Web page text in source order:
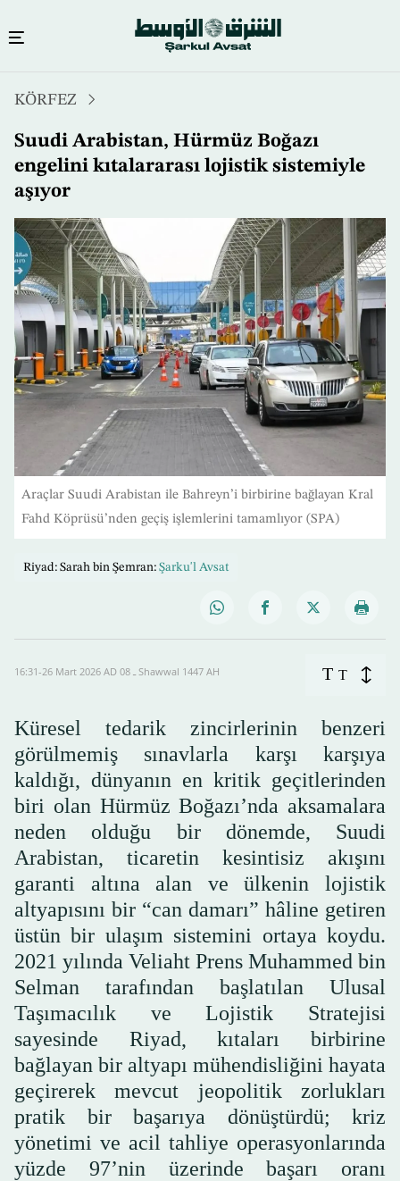
içeriğe
atla
KÖRFEZ
Suudi Arabistan, Hürmüz Boğazı
engelini kıtalararası lojistik sistemiyle
aşıyor
Araçlar Suudi Arabistan ile Bahreyn’i birbirine bağlayan Kral
Fahd Köprüsü’nden geçiş işlemlerini tamamlıyor (SPA)
Riyad: Sarah bin Şemran: Şarku'l Avsat
16:31-26 Mart 2026 AD ـ 08 Shawwal 1447 AH T T
Küresel tedarik zincirlerinin benzeri
görülmemiş sınavlarla karşı karşıya
kaldığı, dünyanın en kritik geçitlerinden
biri olan Hürmüz Boğazı’nda aksamalara
neden olduğu bir dönemde, Suudi
Arabistan, ticaretin kesintisiz akışını
garanti altına alan ve ülkenin lojistik
altyapısını bir “can damarı” hâline getiren
üstün bir ulaşım sistemini ortaya koydu.
2021 yılında Veliaht Prens Muhammed bin
Selman tarafından başlatılan Ulusal
Taşımacılık ve Lojistik Stratejisi
sayesinde Riyad, kıtaları birbirine
bağlayan bir altyapı mühendisliğini hayata
geçirerek mevcut jeopolitik zorlukları
pratik bir başarıya dönüştürdü; kriz
yönetimi ve acil tahliye operasyonlarında
yüzde 97’nin üzerinde başarı oranı